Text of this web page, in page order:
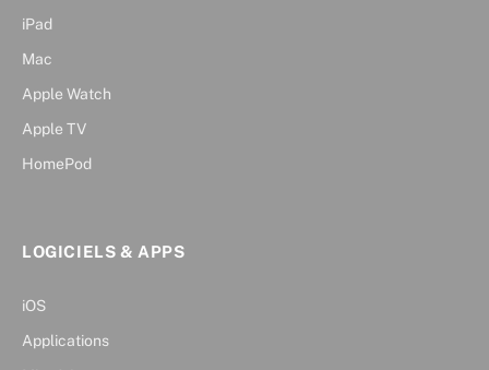
iPad
Mac
Apple Watch
Apple TV
HomePod
LOGICIELS & APPS
iOS
Applications